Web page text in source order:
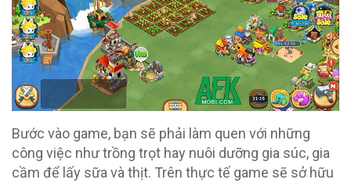
Bước vào game, bạn sẽ phải làm quen với những
công việc như trồng trọt hay nuôi dưỡng gia súc, gia
cầm để lấy sữa và thịt. Trên thực tế game sẽ sở hữu